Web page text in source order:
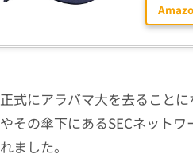
正式にアラバマ大を去ること
やその傘下にあるSECネット
れました。